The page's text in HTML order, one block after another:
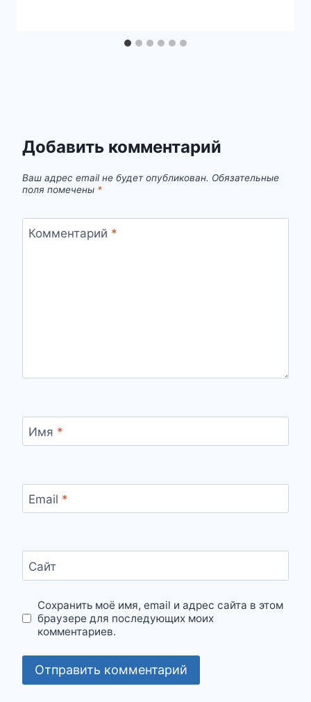
Добавить комментарий
Ваш адрес email не будет опубликован. Обязательные
поля помечены *
Комментарий *
Имя *
Email *
Сайт
Сохранить моё имя, email и адрес сайта в этом
браузере для последующих моих
комментариев.